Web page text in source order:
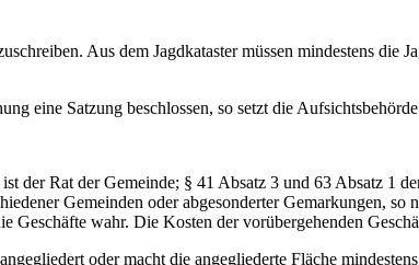
Aus dem Jagdkataster müssen mindestens die
eine Satzung beschlossen, so setzt die
der Rat der Gemeinde; § 41 Absatz 3 und 63 Absatz 1
Gemeinden oder abgesonderter Gemarkungen,
wahr. Die Kosten der vorübergehenden
oder macht die angegliederte Fläche